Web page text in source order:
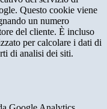
Questo cookie viene
un numero
del cliente. È incluso
per calcolare i dati di
di analisi dei siti.